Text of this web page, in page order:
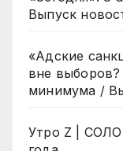
Выпуск
«Адские
вне
минимума /
Утро Z |